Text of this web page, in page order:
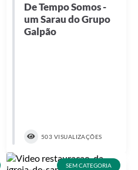
De Tempo Somos -
um Sarau do Grupo
Galpão
503 VISUALIZAÇÕES
SEM CATEGORIA